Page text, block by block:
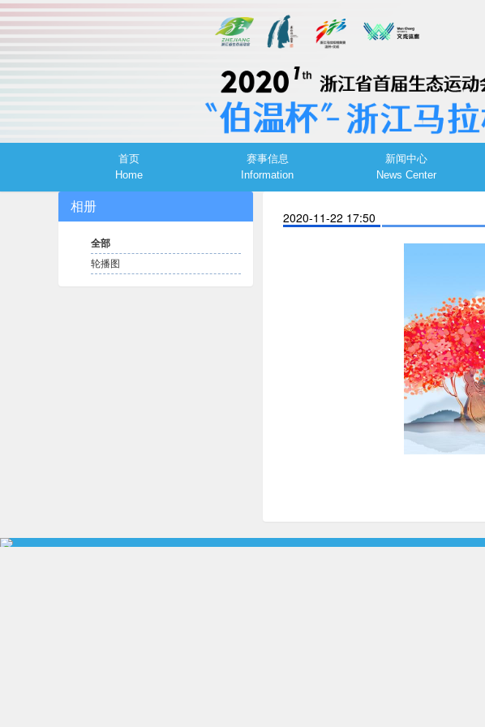
首页
Home
赛事信息
Information
新闻中心
News Center
相册
全部
轮播图
2020-11-22 17:50